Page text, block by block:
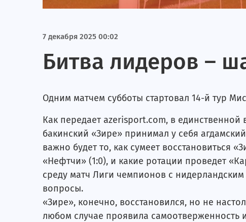
7 декабря 2025 00:02
Битва лидеров –
Одним матчем субботы стартовал 14-й тур
Как передает azerisport.com, в единственной
бакинский «Зире» принимал у себя
важно будет то, как сумеет восстановиться
«Нефтчи» (1:0), и какие ротации проведет
среду матч Лиги чемпионов с
вопросы.
«Зире», конечно, восстановился, но не
любом случае проявила